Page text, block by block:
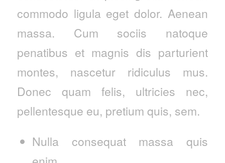
commodo ligula eget dolor. Aenean
massa. Cum sociis natoque
penatibus et magnis dis parturient
montes, nascetur ridiculus mus.
Donec quam felis, ultricies nec,
pellentesque eu, pretium quis, sem.
Nulla consequat massa quis